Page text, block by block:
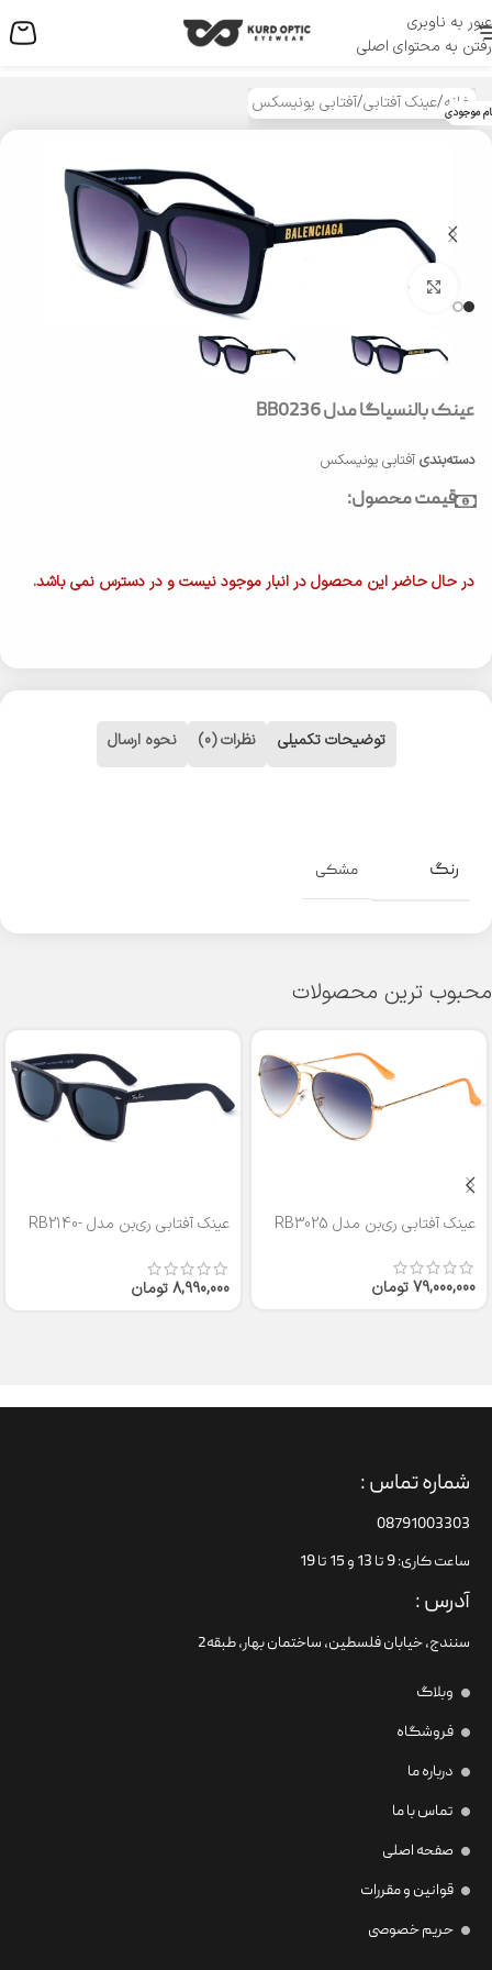
عبور به ناوبری
رفتن به محتوای اصلی
منو
خانه/عینک آفتابی/آفتابی یونیسکس موجودی
بزرگنمایی تصویر
عینک بالنسیاگا مدل BB0236
دسته‌بندی آفتابی یونیسکس
قیمت محصول:
در حال حاضر این محصول در انبار موجود نیست و در دسترس نمی باشد.
توضیحات تکمیلی نظرات (0) نحوه ارسال
رنگ مشکی
محبوب ترین محصولات
عینک آفتابی ری‌بن مدل RB3025
79,000,000تومان
عینک آفتابی ری‌بن مدل RB2140-
8,990,000تومان
شماره تماس :
08791003303
ساعت کاری: 9 تا 13 و 15 تا 19
آدرس :
سنندج، خیابان فلسطین،‌ ساختمان بهار، طبقه2
وبلاگ
فروشگاه
درباره ما
تماس با ما
صفحه اصلی
قوانین و مقررات
حریم خصوصی